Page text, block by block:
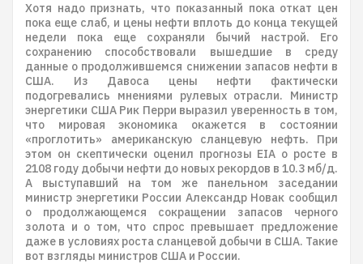
Хотя надо признать, что показанный пока откат цен
пока еще слаб, и цены нефти вплоть до конца текущей
недели пока еще сохраняли бычий настрой. Его
сохранению способствовали вышедшие в среду
данные о продолжившемся снижении запасов нефти в
США. Из Давоса цены нефти фактически
подогревались мнениями рулевых отрасли. Министр
энергетики США Рик Перри выразил уверенность в том,
что мировая экономика окажется в состоянии
«проглотить» американскую сланцевую нефть. При
этом он скептически оценил прогнозы EIA о росте в
2108 году добычи нефти до новых рекордов в 10.3 мб/д.
А выступавший на том же панельном заседании
министр энергетики России Александр Новак сообщил
о продолжающемся сокращении запасов черного
золота и о том, что спрос превышает предложение
даже в условиях роста сланцевой добычи в США. Такие
вот взгляды министров США и России.